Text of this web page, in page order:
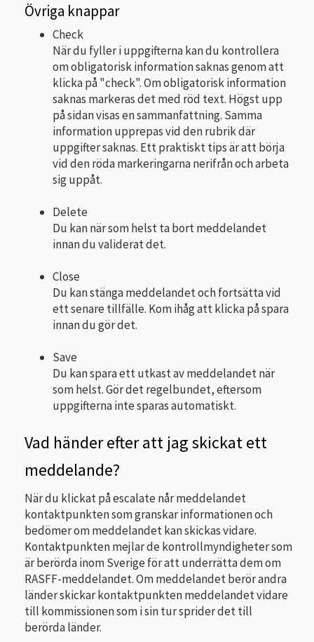
Övriga knappar
Check
När du fyller i uppgifterna kan du kontrollera
om obligatorisk information saknas genom att
klicka på "check". Om obligatorisk information
saknas markeras det med röd text. Högst upp
på sidan visas en sammanfattning. Samma
information upprepas vid den rubrik där
uppgifter saknas. Ett praktiskt tips är att börja
vid den röda markeringarna nerifrån och arbeta
sig uppåt.
Delete
Du kan när som helst ta bort meddelandet
innan du validerat det.
Close
Du kan stänga meddelandet och fortsätta vid
ett senare tillfälle. Kom ihåg att klicka på spara
innan du gör det.
Save
Du kan spara ett utkast av meddelandet när
som helst. Gör det regelbundet, eftersom
uppgifterna inte sparas automatiskt.
Vad händer efter att jag skickat ett
meddelande?
När du klickat på escalate når meddelandet
kontaktpunkten som granskar informationen och
bedömer om meddelandet kan skickas vidare.
Kontaktpunkten mejlar de kontrollmyndigheter som
är berörda inom Sverige för att underrätta dem om
RASFF-meddelandet. Om meddelandet berör andra
länder skickar kontaktpunkten meddelandet vidare
till kommissionen som i sin tur sprider det till
berörda länder.